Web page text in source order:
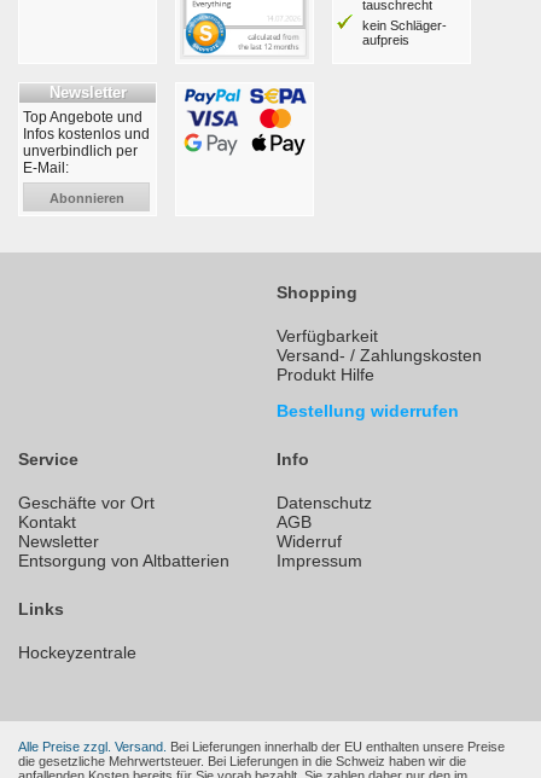
tausch­recht
kein Schläger­
aufpreis
Newsletter
Top Angebote und
Infos kostenlos und
unverbindlich per
E-Mail:
Abonnieren
Shopping
Verfügbarkeit
Versand- / Zahlungskosten
Produkt Hilfe
Bestellung widerrufen
Service
Geschäfte vor Ort
Kontakt
Newsletter
Entsorgung von Altbatterien
Info
Datenschutz
AGB
Widerruf
Impressum
Links
Hockeyzentrale
Alle Preise zzgl. Versand. Bei Lieferungen innerhalb der EU enthalten unsere Preise
die gesetzliche Mehrwertsteuer. Bei Lieferungen in die Schweiz haben wir die